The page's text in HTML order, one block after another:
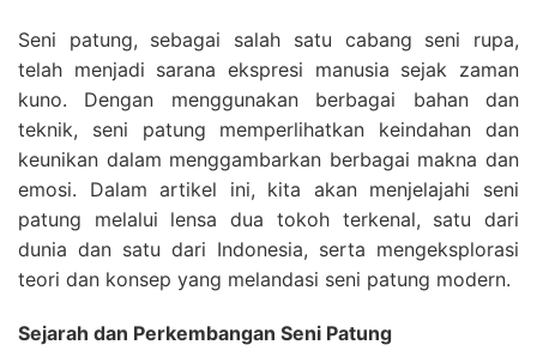
Seni patung, sebagai salah satu cabang seni rupa,
telah menjadi sarana ekspresi manusia sejak zaman
kuno. Dengan menggunakan berbagai bahan dan
teknik, seni patung memperlihatkan keindahan dan
keunikan dalam menggambarkan berbagai makna dan
emosi. Dalam artikel ini, kita akan menjelajahi seni
patung melalui lensa dua tokoh terkenal, satu dari
dunia dan satu dari Indonesia, serta mengeksplorasi
teori dan konsep yang melandasi seni patung modern.
Sejarah dan Perkembangan Seni Patung